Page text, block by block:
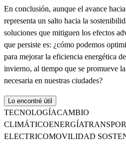
En conclusión, aunque el avance
representa un salto hacia la
soluciones que mitiguen los efectos
que persiste es: ¿cómo podemos
para mejorar la eficiencia energética
invierno, al tiempo que se promueve
necesaria en nuestras ciudades?
Lo encontré útil
TECNOLOGÍACAMBIO
CLIMÁTICOENERGÍA
ELECTRICOMOVILIDAD